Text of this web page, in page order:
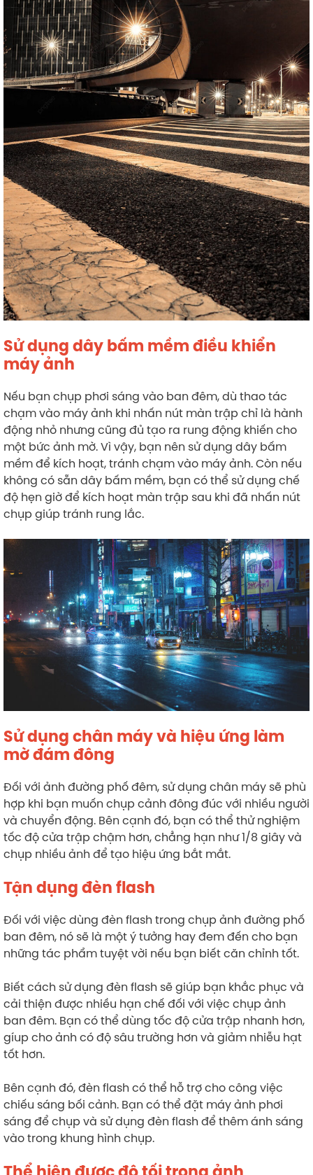
Sử dụng dây bấm mềm điều khiển
máy ảnh
Nếu bạn chụp phơi sáng vào ban đêm, dù thao tác
chạm vào máy ảnh khi nhấn nút màn trập chỉ là hành
động nhỏ nhưng cũng đủ tạo ra rung động khiến cho
một bức ảnh mờ. Vì vậy, bạn nên sử dụng dây bấm
mềm để kích hoạt, tránh chạm vào máy ảnh. Còn nếu
không có sẵn dây bấm mềm, bạn có thể sử dụng chế
độ hẹn giờ để kích hoạt màn trập sau khi đã nhấn nút
chụp giúp tránh rung lắc.
Sử dụng chân máy và hiệu ứng làm
mờ đám đông
Đối với ảnh đường phố đêm, sử dụng chân máy sẽ phù
hợp khi bạn muốn chụp cảnh đông đúc với nhiều người
và chuyển động. Bên cạnh đó, bạn có thể thử nghiệm
tốc độ cửa trập chậm hơn, chẳng hạn như 1/8 giây và
chụp nhiều ảnh để tạo hiệu ứng bắt mắt.
Tận dụng đèn flash
Đối với việc dùng đèn flash trong chụp ảnh đường phố
ban đêm, nó sẽ là một ý tưởng hay đem đến cho bạn
những tác phẩm tuyệt vời nếu bạn biết căn chỉnh tốt.
Biết cách sử dụng đèn flash sẽ giúp bạn khắc phục và
cải thiện được nhiều hạn chế đối với việc chụp ảnh
ban đêm. Bạn có thể dùng tốc độ cửa trập nhanh hơn,
gíup cho ảnh có độ sâu trường hơn và giảm nhiễu hạt
tốt hơn.
Bên cạnh đó, đèn flash có thể hỗ trợ cho công việc
chiếu sáng bối cảnh. Bạn có thể đặt máy ảnh phơi
sáng để chụp và sử dụng đèn flash để thêm ánh sáng
vào trong khung hình chụp.